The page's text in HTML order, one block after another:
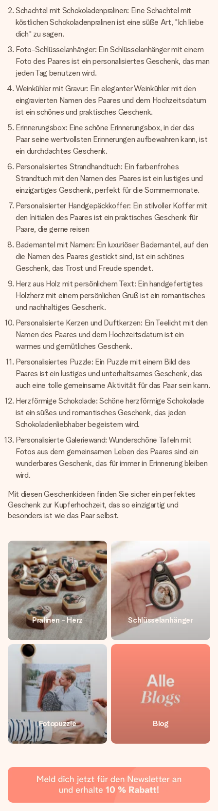
Schachtel mit Schokoladenpralinen: Eine Schachtel mit
köstlichen Schokoladenpralinen ist eine süße Art, "Ich liebe
dich" zu sagen.
Foto-Schlüsselanhänger: Ein Schlüsselanhänger mit einem
Foto des Paares ist ein personalisiertes Geschenk, das man
jeden Tag benutzen wird.
Weinkühler mit Gravur: Ein eleganter Weinkühler mit den
eingravierten Namen des Paares und dem Hochzeitsdatum
ist ein schönes und praktisches Geschenk.
Erinnerungsbox: Eine schöne Erinnerungsbox, in der das
Paar seine wertvollsten Erinnerungen aufbewahren kann, ist
ein durchdachtes Geschenk.
Personalisiertes Strandhandtuch: Ein farbenfrohes
Strandtuch mit den Namen des Paares ist ein lustiges und
einzigartiges Geschenk, perfekt für die Sommermonate.
Personalisierter Handgepäckkoffer: Ein stilvoller Koffer mit
den Initialen des Paares ist ein praktisches Geschenk für
Paare, die gerne reisen
Bademantel mit Namen: Ein luxuriöser Bademantel, auf den
die Namen des Paares gestickt sind, ist ein schönes
Geschenk, das Trost und Freude spendet.
Herz aus Holz mit persönlichem Text: Ein handgefertigtes
Holzherz mit einem persönlichen Gruß ist ein romantisches
und nachhaltiges Geschenk.
Personalisierte Kerzen und Duftkerzen: Ein Teelicht mit den
Namen des Paares und dem Hochzeitsdatum ist ein
warmes und gemütliches Geschenk.
Personalisiertes Puzzle: Ein Puzzle mit einem Bild des
Paares ist ein lustiges und unterhaltsames Geschenk, das
auch eine tolle gemeinsame Aktivität für das Paar sein kann.
Herzförmige Schokolade: Schöne herzförmige Schokolade
ist ein süßes und romantisches Geschenk, das jeden
Schokoladenliebhaber begeistern wird.
Personalisierte Galeriewand: Wunderschöne Tafeln mit
Fotos aus dem gemeinsamen Leben des Paares sind ein
wunderbares Geschenk, das für immer in Erinnerung bleiben
wird.
Mit diesen Geschenkideen finden Sie sicher ein perfektes
Geschenk zur Kupferhochzeit, das so einzigartig und
besonders ist wie das Paar selbst.
Pralinen - Herz Schlüsselanhänger
Fotopuzzle Blog